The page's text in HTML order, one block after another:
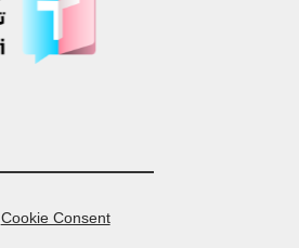
Cookie Consent